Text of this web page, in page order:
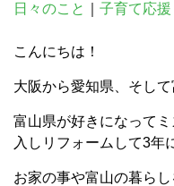
日々のこと
子育て応
こんにちは！
大阪から愛知県、そし
富山県が好きになって
入しリフォームして3年
お家の事や富山の暮らし